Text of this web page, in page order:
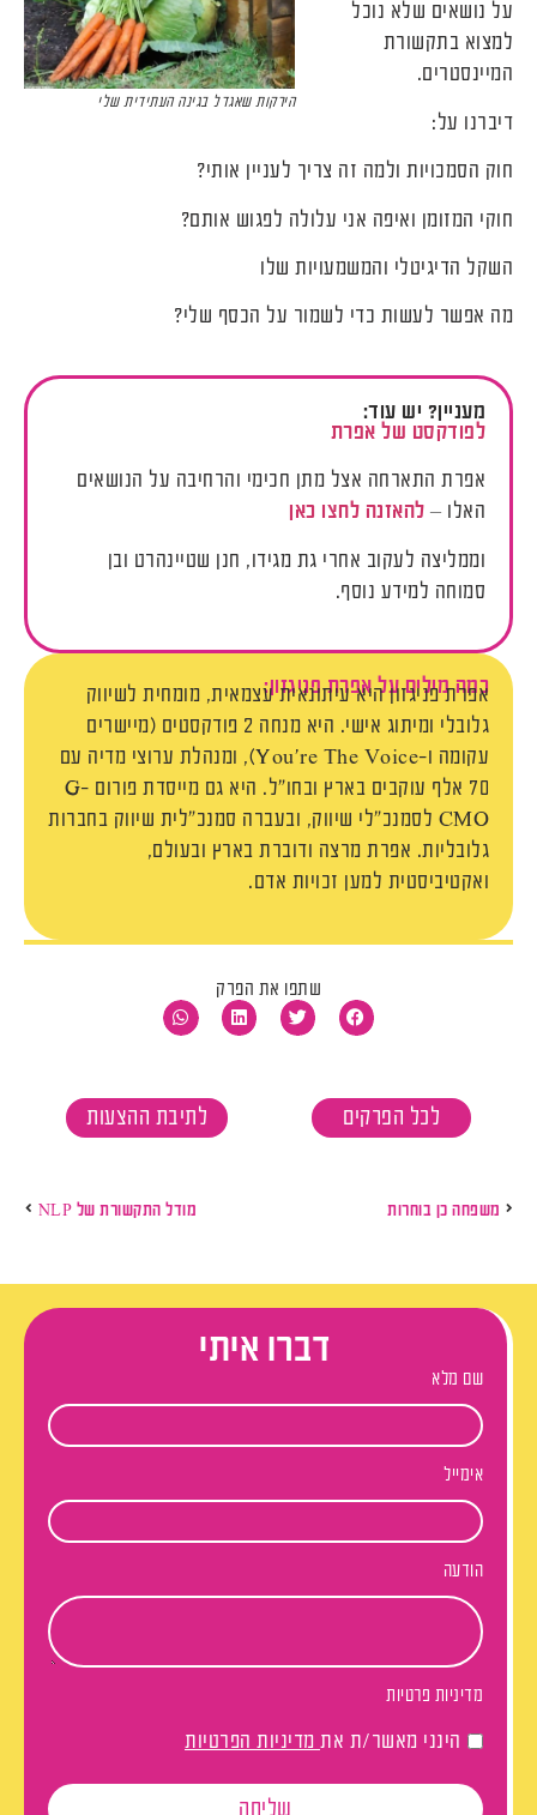
הירקות שאגדל בגינה העתידית שלי
על נושאים שלא נוכל
למצוא בתקשורת
המיינסטרים.
דיברנו על:
חוק הסמכויות ולמה זה צריך לעניין אותי?
חוקי המזומן ואיפה אני עלולה לפגוש אותם?
השקל הדיגיטלי והמשמעויות שלו
מה אפשר לעשות כדי לשמור על הכסף שלי?
מעניין? יש עוד:
לפודקסט של אפרת
אפרת התארחה אצל מתן חכימי והרחיבה על הנושאים
האלו – להאזנה לחצו כאן
וממליצה לעקוב אחרי גת מגידו, חנן שטיינהרט ובן
סמוחה למידע נוסף.
כמה מילים על אפרת פניגזון:
אפרת פניגזון היא עיתונאית עצמאית, מומחית לשיווק
גלובלי ומיתוג אישי. היא מנחה 2 פודקסטים (מיישרים
עקומה ו-You’re The Voice), ומנהלת ערוצי מדיה עם
70 אלף עוקבים בארץ ובחו״ל. היא גם מייסדת פורום G-
CMO לסמנכ״לי שיווק, ובעברה סמנכ״לית שיווק בחברות
גלובליות. אפרת מרצה ודוברת בארץ ובעולם,
ואקטיביסטית למען זכויות אדם.
שתפו את הפרק
לכל הפרקים לתיבת ההצעות
משפחה כן בוחרות מודל התקשורת של NLP
דברו איתי
שם מלא
אימייל
הודעה
מדיניות פרטיות
הינני מאשר/ת את מדיניות הפרטיות
שליחה